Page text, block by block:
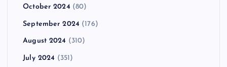
October 2024 (80)
September 2024 (176)
August 2024 (310)
July 2024 (351)